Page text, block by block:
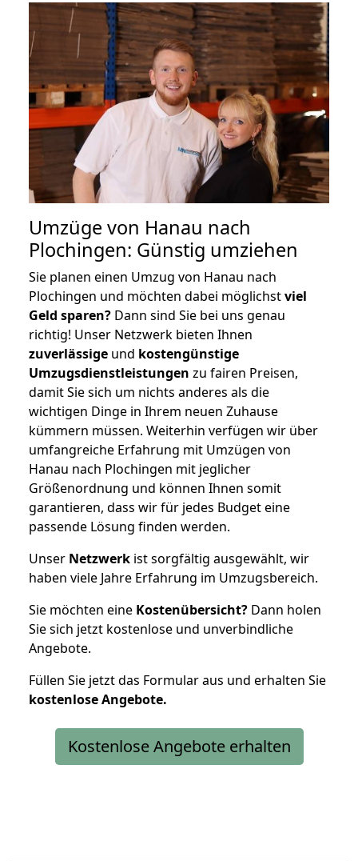
Umzüge von Hanau nach
Plochingen: Günstig umziehen
Sie planen einen Umzug von Hanau nach
Plochingen und möchten dabei möglichstviel
Geld sparen? Dann sind Sie bei uns genau
richtig! Unser Netzwerk bieten Ihnen
zuverlässige und kostengünstige
Umzugsdienstleistungen zu fairen Preisen,
damit Sie sich um nichts anderes als die
wichtigen Dinge in Ihrem neuen Zuhause
kümmern müssen. Weiterhin verfügen wir über
umfangreiche Erfahrung mit Umzügen von
Hanau nach Plochingen mit jeglicher
Größenordnung und können Ihnen somit
garantieren, dass wir für jedes Budget eine
passende Lösung finden werden.
Unser Netzwerk ist sorgfältig ausgewählt, wir
haben viele Jahre Erfahrung im Umzugsbereich.
Sie möchten eine Kostenübersicht? Dann holen
Sie sich jetzt kostenlose und unverbindliche
Angebote.
Füllen Sie jetzt das Formular aus und erhalten Sie
kostenloseAngebote.
Kostenlose Angebote erhalten